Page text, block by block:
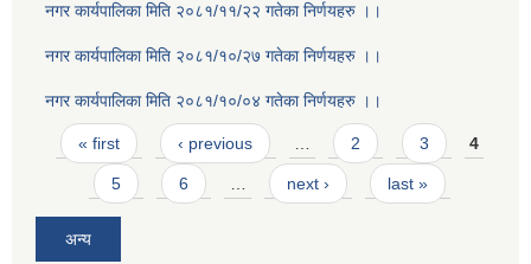
नगर कार्यपालिका मिति २०८१/११/२२ गतेका निर्णयहरु ।।
नगर कार्यपालिका मिति २०८१/१०/२७ गतेका निर्णयहरु ।।
नगर कार्यपालिका मिति २०८१/१०/०४ गतेका निर्णयहरु ।।
Pages
« first ‹ previous … 2 3 4
5 6 … next › last »
अन्य